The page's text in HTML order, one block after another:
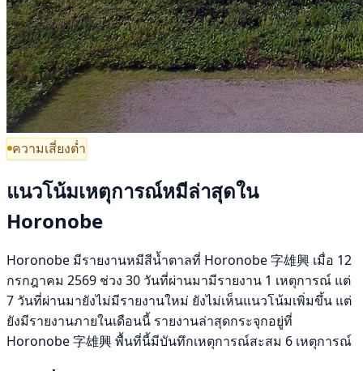
ความเสี่ยงต่ำ
แนวโน้มเหตุการณ์หมีล่าสุดใน
Horonobe
Horonobe มีรายงานหมีสีน้ำตาลที่ Horonobe 字雄興 เมื่อ 12
กรกฎาคม 2569 ช่วง 30 วันที่ผ่านมามีรายงาน 1 เหตุการณ์ แต่
7 วันที่ผ่านมายังไม่มีรายงานใหม่ ยังไม่เห็นแนวโน้มเพิ่มขึ้น แต่
ยังมีรายงานภายในเดือนนี้ รายงานล่าสุดกระจุกอยู่ที่
Horonobe 字雄興 พื้นที่นี้มีบันทึกเหตุการณ์สะสม 6 เหตุการณ์